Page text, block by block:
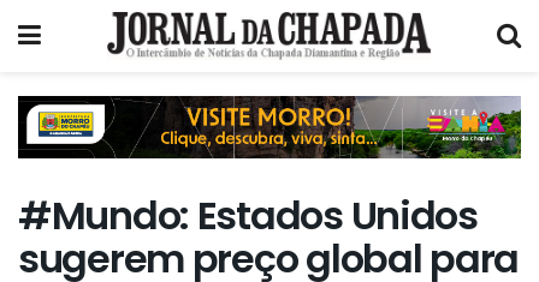
#Mundo: Estados Unidos
sugerem preço global para